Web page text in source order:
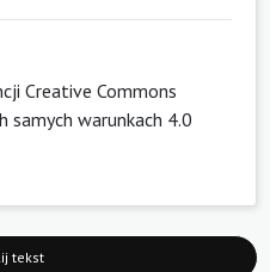
Creative Commons
warunkach 4.0
tekst